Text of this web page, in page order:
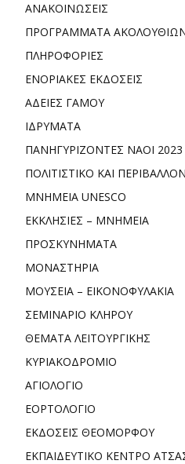
ΑΝΑΚΟΙΝΩΣΕΙΣ
ΠΡΟΓΡΑΜΜΑΤΑ
ΠΛΗΡΟΦΟΡΙΕΣ
ΕΝΟΡΙΑΚΕΣ ΕΚΔΟΣΕΙΣ
ΑΔΕΙΕΣ ΓΑΜΟΥ
ΙΔΡΥΜΑΤΑ
ΠΑΝΗΓΥΡΙΖΟΝΤΕΣ ΝΑΟΙ 2023
ΠΟΛΙΤΙΣΤΙΚΟ ΚΑΙ
ΜΝΗΜΕΙΑ UNESCO
ΕΚΚΛΗΣΙΕΣ – ΜΝΗΜΕΙΑ
ΠΡΟΣΚΥΝΗΜΑΤΑ
ΜΟΝΑΣΤΗΡΙΑ
ΜΟΥΣΕΙΑ – ΕΙΚΟΝΟΦΥΛΑΚΙΑ
ΣΕΜΙΝΑΡΙΟ ΚΛΗΡΟΥ
ΘΕΜΑΤΑ ΛΕΙΤΟΥΡΓΙΚΗΣ
ΚΥΡΙΑΚΟΔΡΟΜΙΟ
ΑΓΙΟΛΟΓΙΟ
ΕΟΡΤΟΛΟΓΙΟ
ΕΚΔΟΣΕΙΣ ΘΕΟΜΟΡΦΟΥ
ΕΚΠΑΙΔΕΥΤΙΚΟ ΚΕΝΤΡΟ